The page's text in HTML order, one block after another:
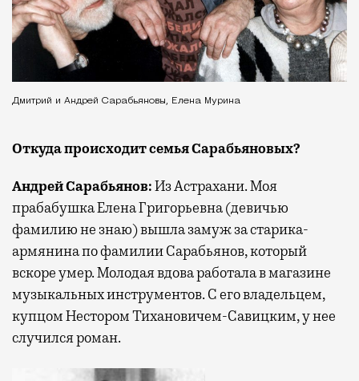
Дмитрий и Андрей Сарабьяновы, Елена Мурина
Откуда происходит семья Сарабьяновых?
Андрей Сарабьянов:Из Астрахани. Моя
прабабушка Елена Григорьевна (девичью
фамилию не знаю) вышла замуж за старика-
армянина по фамилии Сарабьянов, который
вскоре умер. Молодая вдова работала в магазине
музыкальных инструментов. С его владельцем,
купцом Нестором Тихановичем-Савицким, у нее
случился роман.